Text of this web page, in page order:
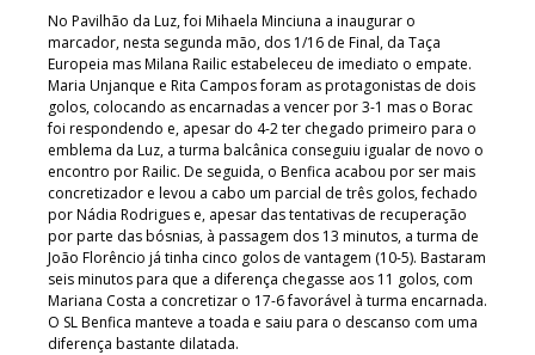
No Pavilhão da Luz, foi Mihaela Minciuna a inaugurar o
marcador, nesta segunda mão, dos 1/16 de Final, da Taça
Europeia mas Milana Railic estabeleceu de imediato o empate.
Maria Unjanque e Rita Campos foram as protagonistas de dois
golos, colocando as encarnadas a vencer por 3-1 mas o Borac
foi respondendo e, apesar do 4-2 ter chegado primeiro para o
emblema da Luz, a turma balcânica conseguiu igualar de novo o
encontro por Railic. De seguida, o Benfica acabou por ser mais
concretizador e levou a cabo um parcial de três golos, fechado
por Nádia Rodrigues e, apesar das tentativas de recuperação
por parte das bósnias, à passagem dos 13 minutos, a turma de
João Florêncio já tinha cinco golos de vantagem (10-5). Bastaram
seis minutos para que a diferença chegasse aos 11 golos, com
Mariana Costa a concretizar o 17-6 favorável à turma encarnada.
O SL Benfica manteve a toada e saiu para o descanso com uma
diferença bastante dilatada.